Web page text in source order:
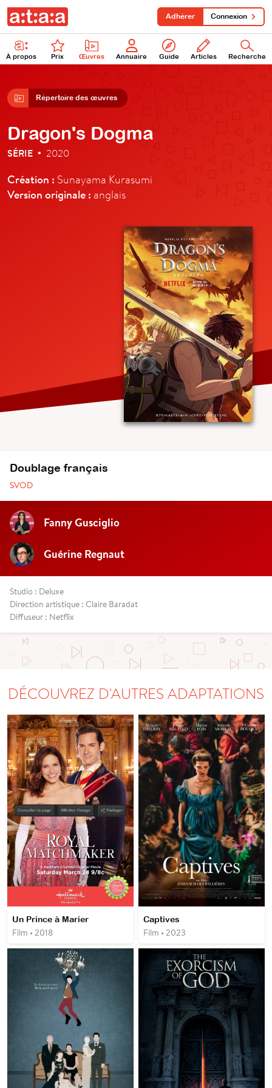
À propos Prix Œuvres Annuaire Guide Articles Recherche
Adhérer Connexion
Répertoire des œuvres
Dragon's Dogma
SÉRIE • 2020
Création : Sunayama Kurasumi
Version originale : anglais
Doublage français
SVOD
Fanny Gusciglio
Guérine Regnaut
Studio : Deluxe
Direction artistique : Claire Baradat
Diffuseur : Netflix
DÉCOUVREZ D'AUTRES ADAPTATIONS
Un Prince à Marier
Film • 2018
Captives
Film • 2023